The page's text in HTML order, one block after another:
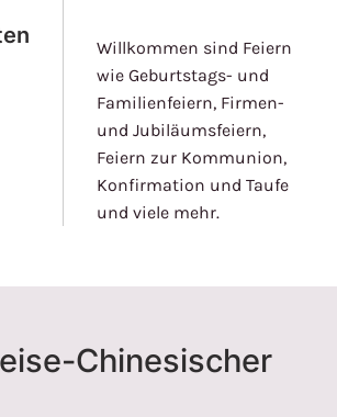
Willkommen sind Feiern
wie Geburtstags- und
Familienfeiern, Firmen-
und Jubiläumsfeiern,
Feiern zur Kommunion,
Konfirmation und Taufe
und viele mehr.
Chinesischer